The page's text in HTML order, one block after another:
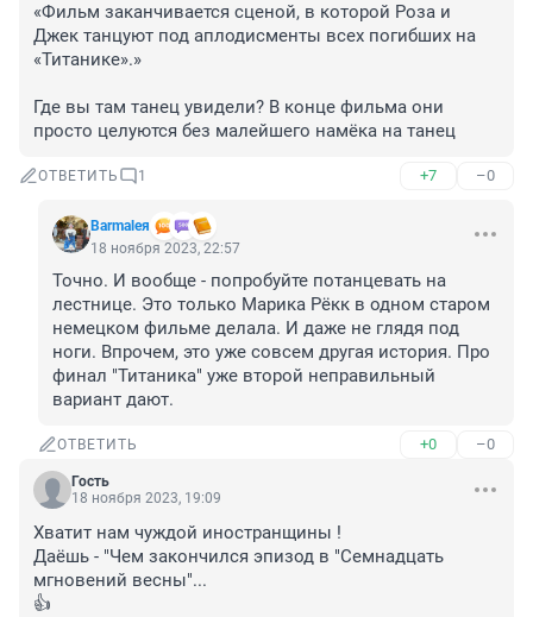
«Фильм заканчивается сценой, в которой Роза и
Джек танцуют под аплодисменты всех погибших на
«Титанике».»
Где вы там танец увидели? В конце фильма они
просто целуются без малейшего намёка на танец
ОТВЕТИТЬ 1 +7 –0
Barmaleя
18 ноября 2023, 22:57
Точно. И вообще - попробуйте потанцевать на
лестнице. Это только Марика Рёкк в одном старом
немецком фильме делала. И даже не глядя под
ноги. Впрочем, это уже совсем другая история. Про
финал "Титаника" уже второй неправильный
вариант дают.
ОТВЕТИТЬ +0 –0
Гость
18 ноября 2023, 19:09
Хватит нам чуждой иностранщины !
Даёшь - "Чем закончился эпизод в "Семнадцать
мгновений весны"...
👍